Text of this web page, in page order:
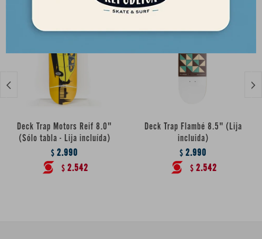
Deck Trap Motors Reif 8.0"
(Sólo tabla - Lija incluída)
$ 2.990
$ 2.542
Deck Trap Flambé 8.5" (Lija
incluida)
$ 2.990
$ 2.542
 